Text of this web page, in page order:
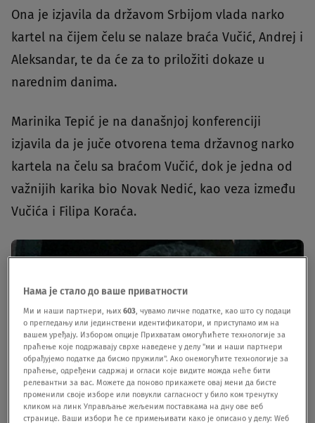
Ona je izjavila da državom Srbijom vlada narko
kartel na čijem čelu se nalaze braća Vučić, Andrej i
Aleksandar, te da će za to priložiti dokaze u
narednim danima.
Marinika Tepić je na današnjoj konferenciji
izjavila da je juče otvorena tema državnog narko
kartela na čelu sa braćom Vučić, dok je jedna od
važnijih karika bio Novak Nedić, kao veza između
Vučića i Filipa Koraća.
Нама је стало до ваше приватности
Ми и наши партнери, њих603, чувамо личне податке, као што су подаци
о прегледању или јединствени идентификатори, и приступамо им на
вашем уређају. Избором опције Прихватам омогућићете технологије за
праћење које подржавају сврхе наведене у делу "ми и наши партнери
обрађујемо податке да бисмо пружили". Ако онемогућите технологије за
праћење, одређени садржај и огласи које видите можда неће бити
релевантни за вас. Можете да поново прикажете овај мени да бисте
променили своје изборе или повукли сагласност у било ком тренутку
кликом на линк Управљање жељеним поставкама на дну ове веб
странице. Ваши избори ће се примењивати како је описано у делу: Wеб